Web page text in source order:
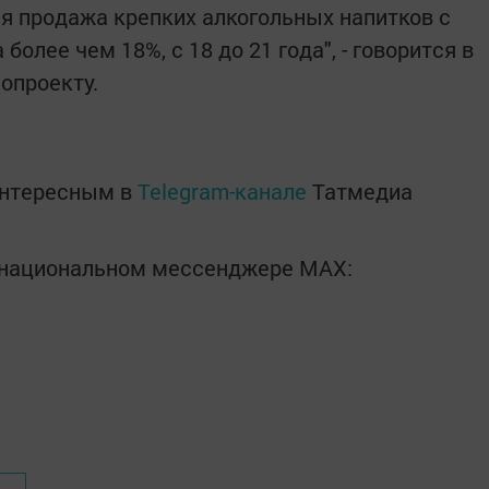
продажа крепких алкогольных напитков с
чем 18%, с 18 до 21 года", - говорится в
в Telegram-канале Татмедиа
мессенджере MАХ: